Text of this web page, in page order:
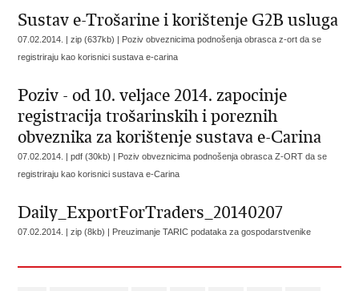
Sustav e-Trošarine i korištenje G2B usluga
07.02.2014. | zip (637kb) | Poziv obveznicima podnošenja obrasca z-ort da se
registriraju kao korisnici sustava e-carina
Poziv - od 10. veljace 2014. zapocinje
registracija trošarinskih i poreznih
obveznika za korištenje sustava e-Carina
07.02.2014. | pdf (30kb) | Poziv obveznicima podnošenja obrasca Z-ORT da se
registriraju kao korisnici sustava e-Carina
Daily_ExportForTraders_20140207
07.02.2014. | zip (8kb) | Preuzimanje TARIC podataka za gospodarstvenike